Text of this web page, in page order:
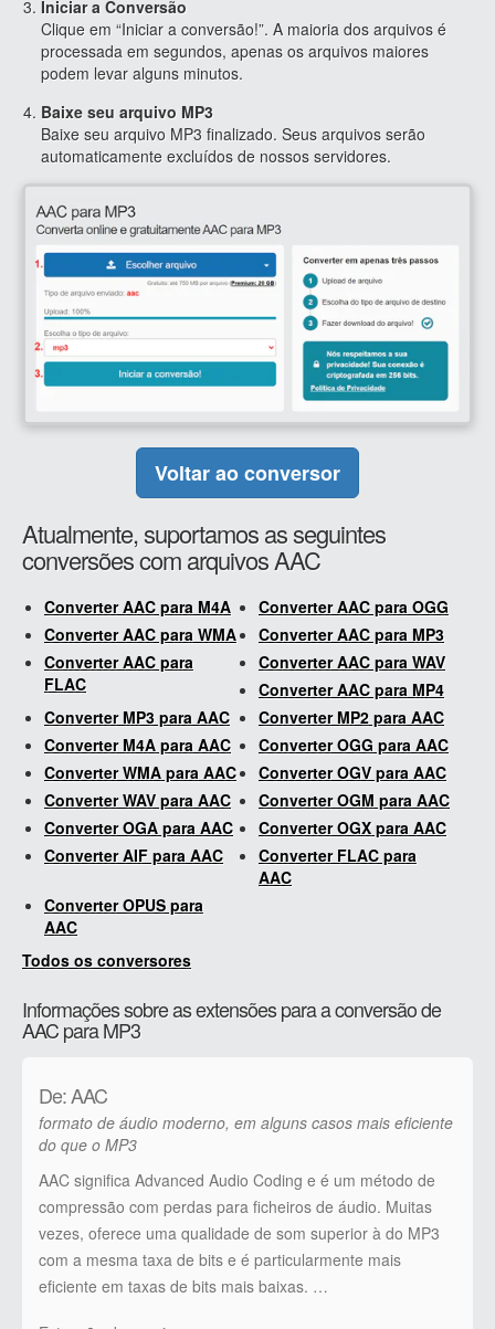
Iniciar a Conversão
Clique em “Iniciar a conversão!”. A maioria dos arquivos é
processada em segundos, apenas os arquivos maiores
podem levar alguns minutos.
Baixe seu arquivo MP3
Baixe seu arquivo MP3 finalizado. Seus arquivos serão
automaticamente excluídos de nossos servidores.
Voltar ao conversor
Atualmente, suportamos as seguintes
conversões com arquivos AAC
Converter AAC para M4A
Converter AAC para OGG
Converter AAC para WMA
Converter AAC para MP3
Converter AAC para
FLAC
Converter AAC para WAV
Converter AAC para MP4
Converter MP3 para AAC
Converter MP2 para AAC
Converter M4A para AAC
Converter OGG para AAC
Converter WMA para AAC
Converter OGV para AAC
Converter WAV para AAC
Converter OGM para AAC
Converter OGA para AAC
Converter OGX para AAC
Converter AIF para AAC
Converter FLAC para
AAC
Converter OPUS para
AAC
Todos os conversores
Informações sobre as extensões para a conversão de
AAC para MP3
De: AAC
formato de áudio moderno, em alguns casos mais eficiente
do que o MP3
AAC significa Advanced Audio Coding e é um método de
compressão com perdas para ficheiros de áudio. Muitas
vezes, oferece uma qualidade de som superior à do MP3
com a mesma taxa de bits e é particularmente mais
eficiente em taxas de bits mais baixas. …